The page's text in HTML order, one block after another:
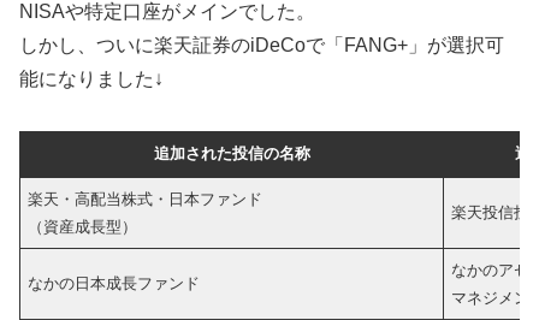
NISAや特定口座がメインでした。
しかし、ついに楽天証券のiDeCoで「FANG+」が選択可
能になりました↓
追加された投信の名称 運
楽天・高配当株式・日本ファンド
（資産成長型）
楽天投信投
なかの日本成長ファンド
なかのアセ
マネジメン